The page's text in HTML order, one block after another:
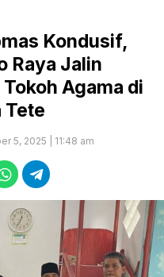
Kondusif,
Raya Jalin
Agama di
Tete
5, 2025 | 11:48 am